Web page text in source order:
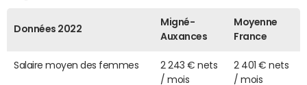
Données 2022
Migné-
Auxances
Moyenne
France
Salaire moyen des femmes
2 243 € nets
/ mois
2 401 € nets
/ mois